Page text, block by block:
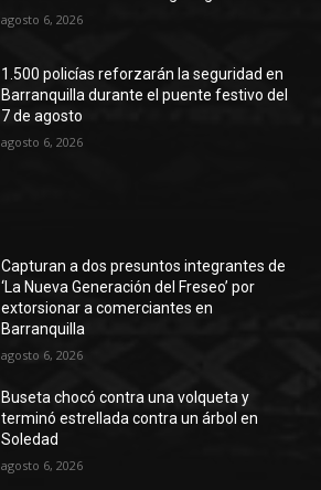
agosto 6, 2026
1.500 policías reforzarán la seguridad en
Barranquilla durante el puente festivo del
7 de agosto
agosto 6, 2026
Capturan a dos presuntos integrantes de
‘La Nueva Generación del Freseo’ por
extorsionar a comerciantes en
Barranquilla
agosto 6, 2026
Buseta chocó contra una volqueta y
terminó estrellada contra un árbol en
Soledad
agosto 6, 2026